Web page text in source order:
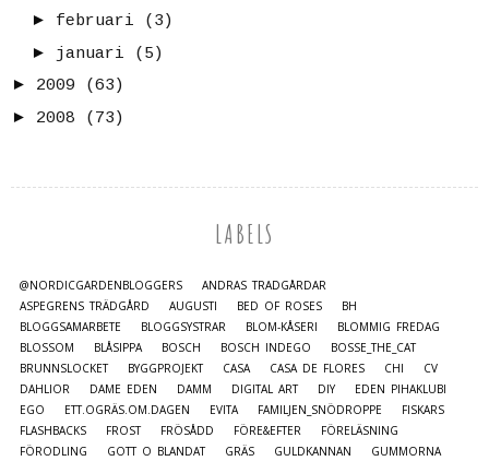
► februari
(3)
► januari
(5)
► 2009
(63)
► 2008 (73)
LABELS
@NORDICGARDENBLOGGERS
ANDRAS TRÄDGÅRDAR
ASPEGRENS TRÄDGÅRD
AUGUSTI BED OF ROSES
BH
BLOGGSAMARBETE
BLOGGSYSTRAR BLOM-KÅSERI
BLOMMIG FREDAG
BLOSSOM
BLÅSIPPA BOSCH BOSCH INDEGO
BOSSE_THE_CAT
BRUNNSLOCKET
BYGGPROJEKT CASA CASA DE FLORES CHI
CV
DAHLIOR
DAME EDEN DAMM DIGITAL ART DIY
EDEN PIHAKLUBI
EGO
ETT.OGRÄS.OM.DAGEN EVITA FAMILJEN_SNÖDROPPE
FISKARS
FLASHBACKS
FROST FRÖSÅDD FÖRE&EFTER
FÖRELÄSNING
FÖRODLING
GOTT O BLANDAT GRÄS GULDKANNAN
GUMMORNA